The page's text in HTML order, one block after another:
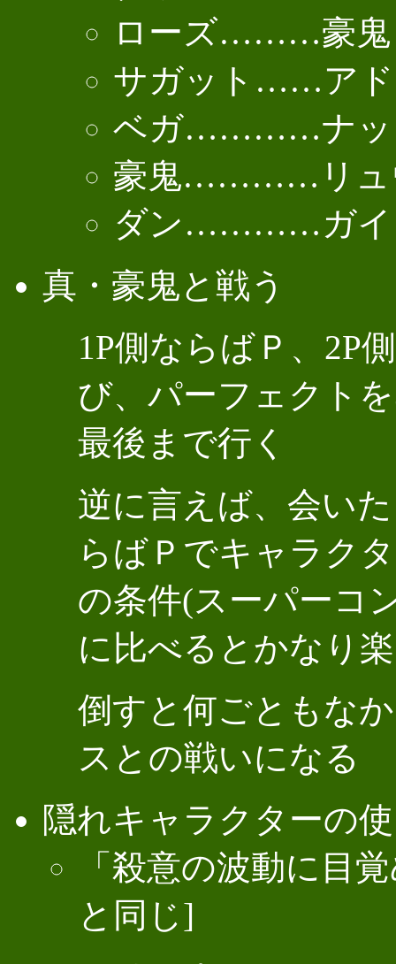
ローズ………豪鬼
サガット……ア
ベガ…………ナッ
豪鬼…………リュ
ダン…………ガイ
真・豪鬼と戦う
1P側ならばＰ、2P
び、パーフェクト
最後まで行く
逆に言えば、会い
らばＰでキャラク
の条件(スーパーコ
に比べるとかなり楽
倒すと何ごともな
スとの戦いになる
隠れキャラクターの
「殺意の波動に目
と同じ]